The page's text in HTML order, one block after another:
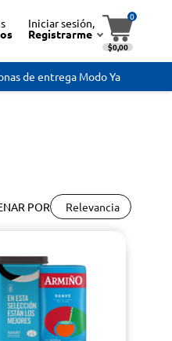
Iniciar sesión,
Registrarme
0
$0,00
de entrega Modo Ya
POR Relevancia